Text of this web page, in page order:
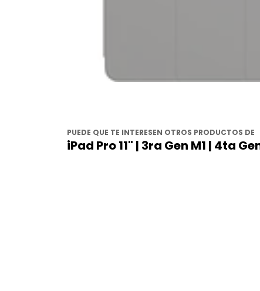
PUEDE QUE TE INTERESEN OTROS PRODUCTOS DE
iPad Pro 11" | 3ra Gen M1 | 4ta